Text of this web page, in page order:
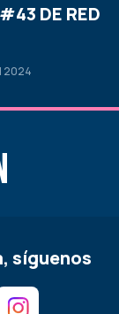
DE RED
2024
síguenos